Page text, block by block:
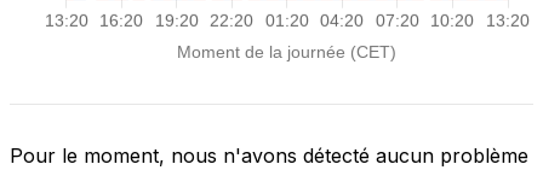
Pour le moment, nous n'avons détecté aucun problème